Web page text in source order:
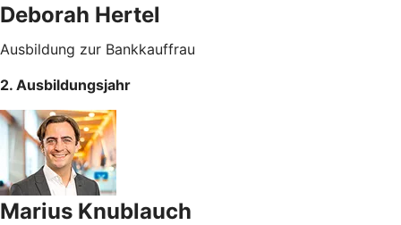
Deborah Hertel
Ausbildung zur Bankkauffrau
2. Ausbildungsjahr
Marius Knublauch